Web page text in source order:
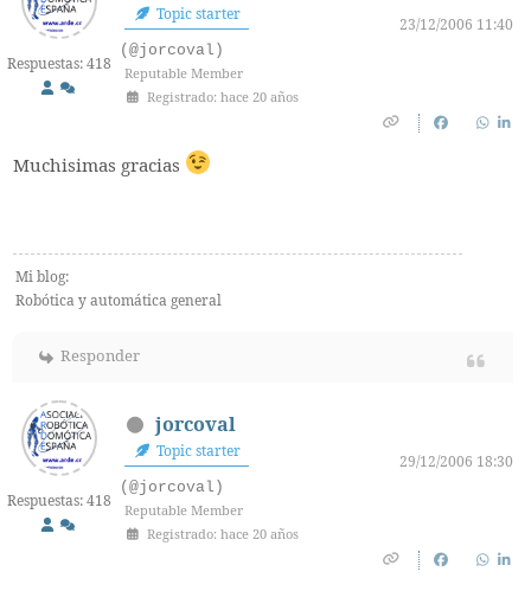
Respuestas: 418
Topic starter
23/12/2006 11:40
(@jorcoval)
Reputable Member
Registrado: hace 20 años
Muchisimas gracias
Mi blog:
Robótica y automática general
Responder
Respuestas: 418
jorcoval
Topic starter
29/12/2006 18:30
(@jorcoval)
Reputable Member
Registrado: hace 20 años